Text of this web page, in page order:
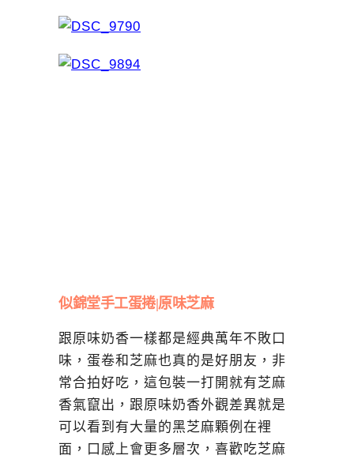
似錦堂手工蛋捲|原味芝麻
跟原味奶香一樣都是經典萬年不敗口
味，蛋卷和芝麻也真的是好朋友，非
常合拍好吃，這包裝一打開就有芝麻
香氣竄出，跟原味奶香外觀差異就是
可以看到有大量的黑芝麻顆例在裡
面，口感上會更多層次，喜歡吃芝麻